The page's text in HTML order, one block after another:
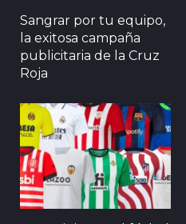
Sangrar por tu equipo,
la exitosa campaña
publicitaria de la Cruz
Roja